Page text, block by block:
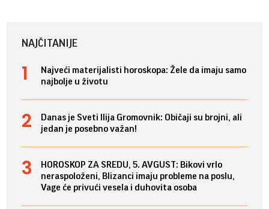
NAJČITANIJE
Najveći materijalisti horoskopa: Žele da imaju samo
najbolje u životu
Danas je Sveti Ilija Gromovnik: Običaji su brojni, ali
jedan je posebno važan!
HOROSKOP ZA SREDU, 5. AVGUST: Bikovi vrlo
neraspoloženi, Blizanci imaju probleme na poslu,
Vage će privući vesela i duhovita osoba